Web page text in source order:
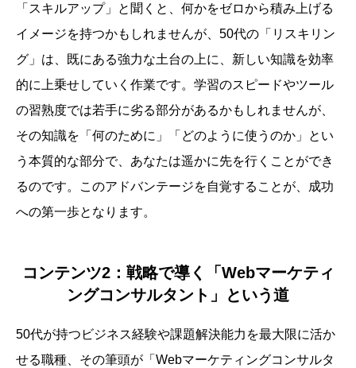
「スキルアップ」と聞くと、何かをゼロから積み上げる
イメージを持つかもしれませんが、50代の「リスキリン
グ」は、既にある強力な土台の上に、新しい知識を効率
的に上乗せしていく作業です。学習のスピードやツール
の習熟度では若手に劣る部分があるかもしれませんが、
その知識を「何のために」「どのように使うのか」とい
う本質的な部分で、あなたは遥かに先を行くことができ
るのです。このアドバンテージを自覚することが、成功
への第一歩となります。
コンテンツ2：戦略で導く「Webマーケティ
ングコンサルタント」という道
50代が持つビジネス経験や課題解決能力を最大限に活か
せる職種、その筆頭が「Webマーケティングコンサルタ